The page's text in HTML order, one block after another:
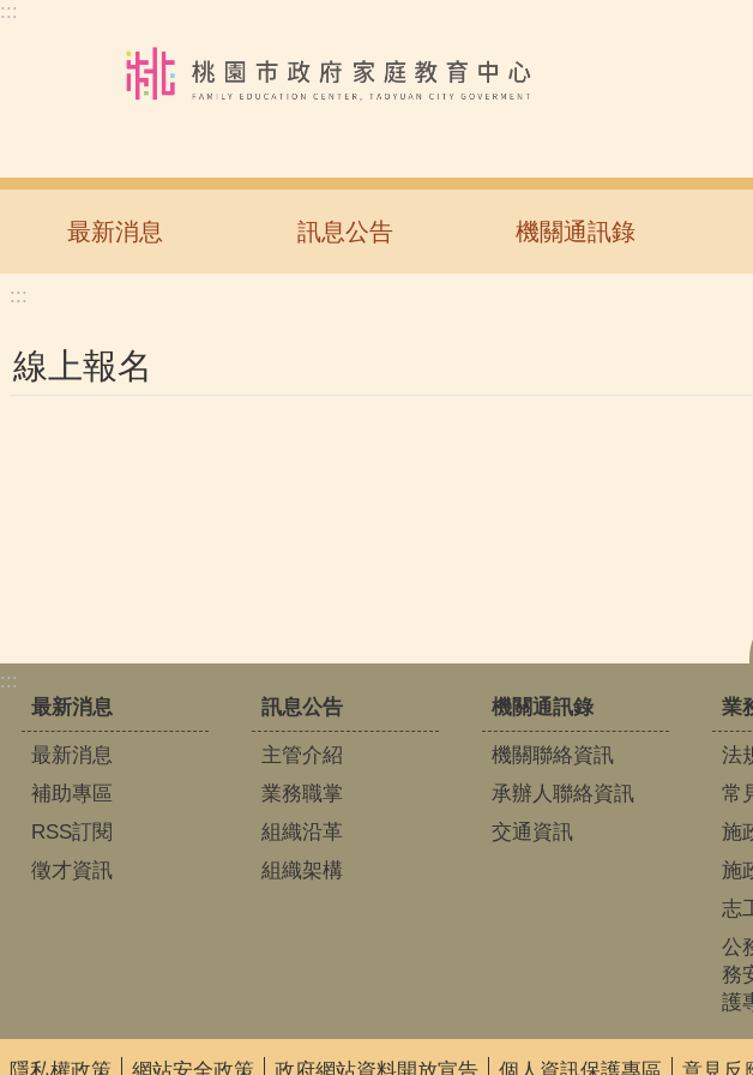
跳到主要內容區塊
:::
最新消息 訊息公告 機關通訊錄
:::
線上報名
:::
最新消息
最新消息
補助專區
RSS訂閱
徵才資訊
訊息公告
主管介紹
業務職掌
組織沿革
組織架構
機關通訊錄
機關聯絡資訊
承辦人聯絡資訊
交通資訊
業
法
常
施
施
志
公
務
護